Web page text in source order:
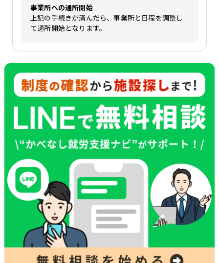
事業所への通所開始
上記の手続きが済んだら、事業所と日程を調整し
て通所開始となります。